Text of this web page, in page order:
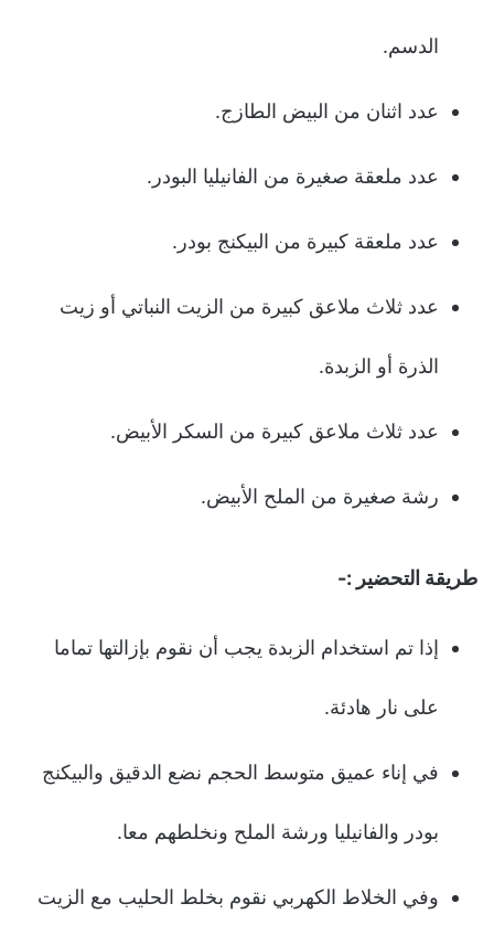
الدسم.
عدد اثنان من البيض الطازج.
عدد ملعقة صغيرة من الفانيليا البودر.
عدد ملعقة كبيرة من البيكنج بودر.
عدد ثلاث ملاعق كبيرة من الزيت النباتي أو زيت
الذرة أو الزبدة.
عدد ثلاث ملاعق كبيرة من السكر الأبيض.
رشة صغيرة من الملح الأبيض.
طريقة التحضير :-
إذا تم استخدام الزبدة يجب أن نقوم بإزالتها تماما
على نار هادئة.
في إناء عميق متوسط الحجم نضع الدقيق والبيكنج
بودر والفانيليا ورشة الملح ونخلطهم معا.
وفي الخلاط الكهربي نقوم بخلط الحليب مع الزيت